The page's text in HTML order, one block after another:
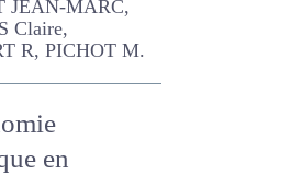
MARC,
GUIBERT R,